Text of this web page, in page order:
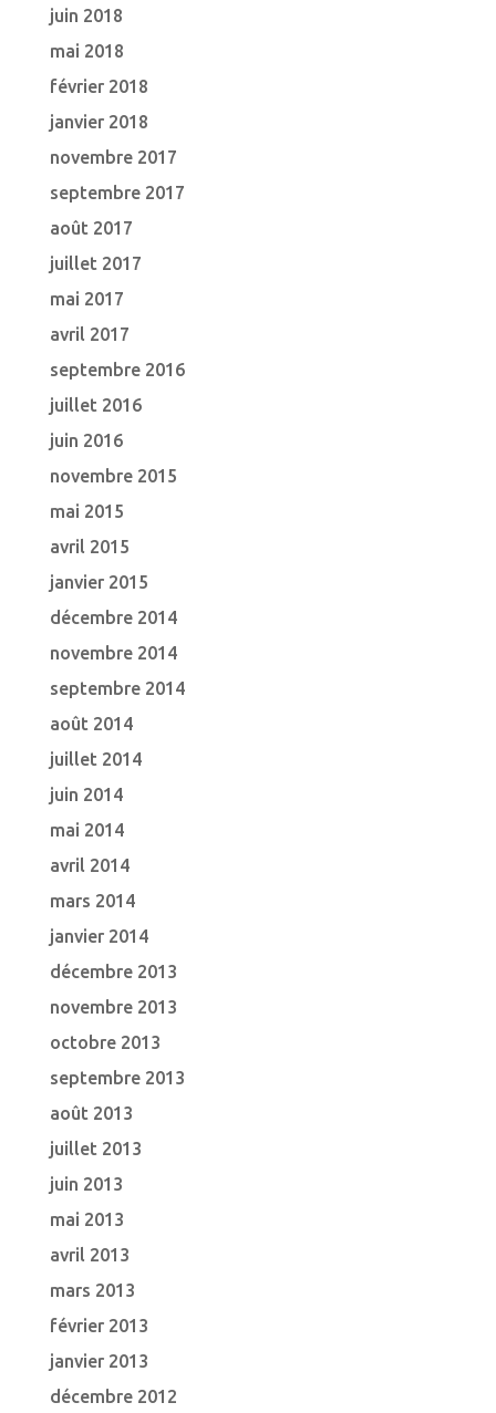
juin 2018
mai 2018
février 2018
janvier 2018
novembre 2017
septembre 2017
août 2017
juillet 2017
mai 2017
avril 2017
septembre 2016
juillet 2016
juin 2016
novembre 2015
mai 2015
avril 2015
janvier 2015
décembre 2014
novembre 2014
septembre 2014
août 2014
juillet 2014
juin 2014
mai 2014
avril 2014
mars 2014
janvier 2014
décembre 2013
novembre 2013
octobre 2013
septembre 2013
août 2013
juillet 2013
juin 2013
mai 2013
avril 2013
mars 2013
février 2013
janvier 2013
décembre 2012